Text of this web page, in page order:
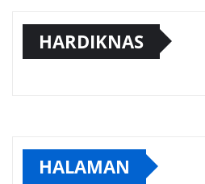
HARDIKNAS
HALAMAN